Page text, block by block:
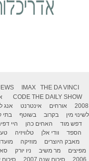
IMAX
THE DA VINCI
CODE THE DAILY SHOW
2008
אורחים אינטרנט אנג
לשינוי מין
בקרוב בשוטף בתי
דפש מוד
האחים כהן היי
הספד
וודי אלן טלוויזיה
מאבק היוצרים
מוזיקה
מפיצים
מר משיב ניו יורק